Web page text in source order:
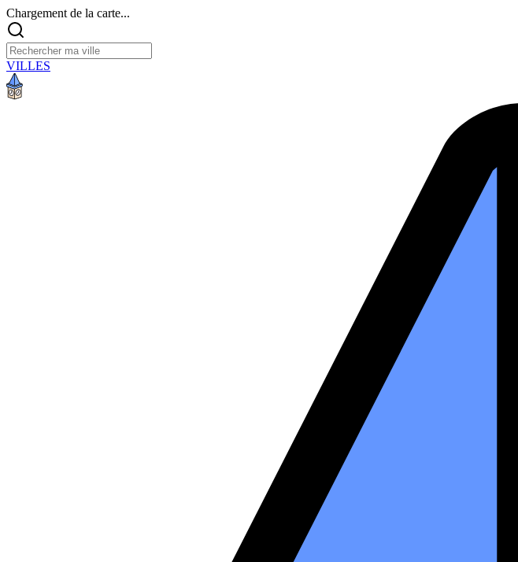
Chargement de la carte...
VILLES